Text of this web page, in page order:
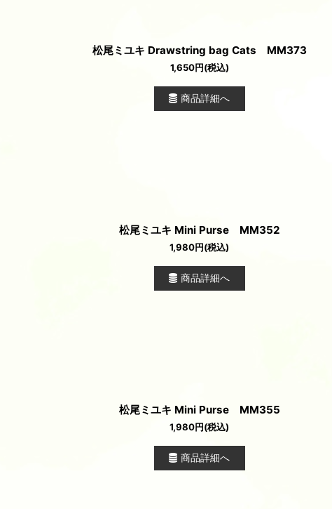
松尾ミユキ Drawstring bag Cats MM373
1,650円(税込)
商品詳細へ
松尾ミユキ Mini Purse MM352
1,980円(税込)
商品詳細へ
松尾ミユキ Mini Purse MM355
1,980円(税込)
商品詳細へ